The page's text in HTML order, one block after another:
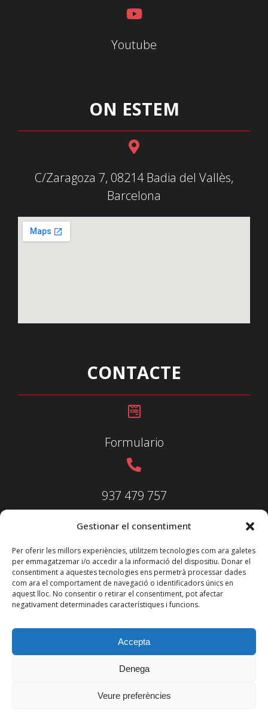
Gestionar el consentiment
Per oferir les millors experiències, utilitzem tecnologies com ara galetes
per emmagatzemar i/o accedir a la informació del dispositiu. Donar el
consentiment a aquestes tecnologies ens permetrà processar dades
com ara el comportament de navegació o identificadors únics en
aquest lloc. No consentir o retirar el consentiment, pot afectar
negativament determinades característiques i funcions.
Accepta
Denega
Veure preferències
Youtube
ON ESTEM
C/Zaragoza 7, 08214 Badia del Vallès,
Barcelona
CONTACTE
Formulario
937 479 757
937 479 758
federacio@fedecatjudo.cat
Consultores S.L.